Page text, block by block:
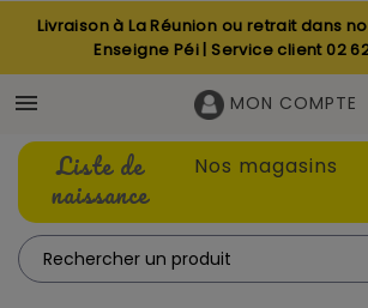
Livraison à La Réunion ou retrait dans
Enseigne Péi | Service client02
 MON COMPTE
Liste de
naissance
Nos magasins